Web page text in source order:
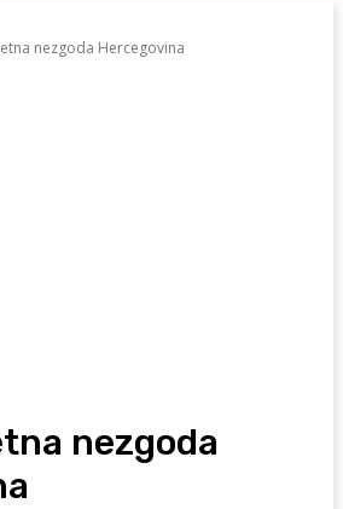
nezgoda Hercegovina
nezgoda